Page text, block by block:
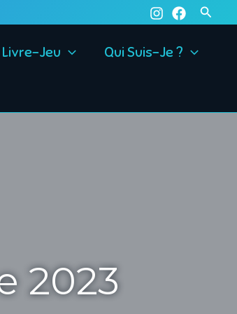
Livre-Jeu Qui Suis-Je ?
2023